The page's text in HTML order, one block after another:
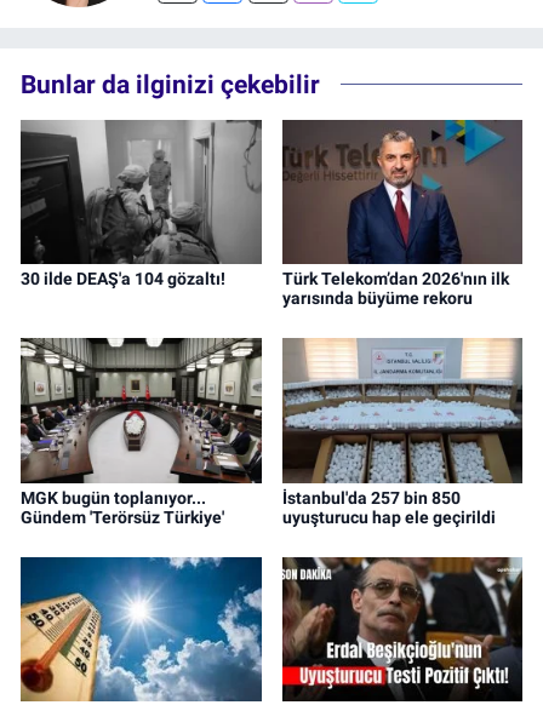
Bunlar da ilginizi çekebilir
30 ilde DEAŞ'a 104 gözaltı!
Türk Telekom’dan 2026'nın ilk
yarısında büyüme rekoru
MGK bugün toplanıyor...
Gündem 'Terörsüz Türkiye'
İstanbul'da 257 bin 850
uyuşturucu hap ele geçirildi